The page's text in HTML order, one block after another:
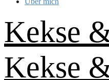
Kekse
Kekse